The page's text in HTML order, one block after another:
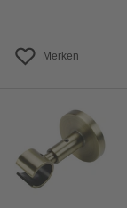
Merken